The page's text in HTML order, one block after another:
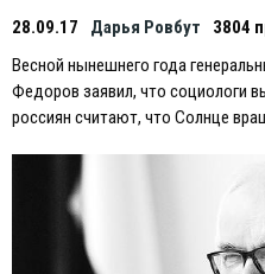
28.09.17 Дарья Ровбут
3804
Весной нынешнего года
Федоров заявил, что социологи
россиян считают, что Солнце